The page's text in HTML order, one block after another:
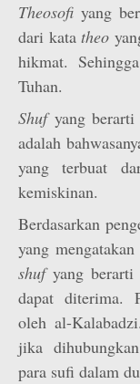
Theosofi yang
dari katatheo
hikmat.
Tuhan.
Shufyang berarti
adalah
yang terbuat
kemiskinan.
Berdasarkan
yang
shuf yang
dapat diterima.
oleh al-
jika
para sufi dalam